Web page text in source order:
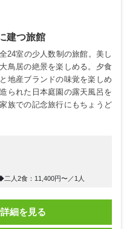
建つ旅館
24室の少人数制の旅館。美し
鳥居の絶景を楽しめる。夕食
地産ブランドの味覚を楽しめ
られた日本庭園の露天風呂を
族での記念旅行にもちょうど
人2食：11,400円〜／1人
細を見る